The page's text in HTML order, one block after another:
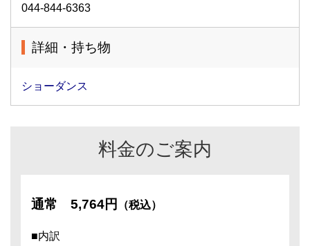
044-844-6363
詳細・持ち物
ショーダンス
料金のご案内
通常 5,764円 （税込）
■内訳